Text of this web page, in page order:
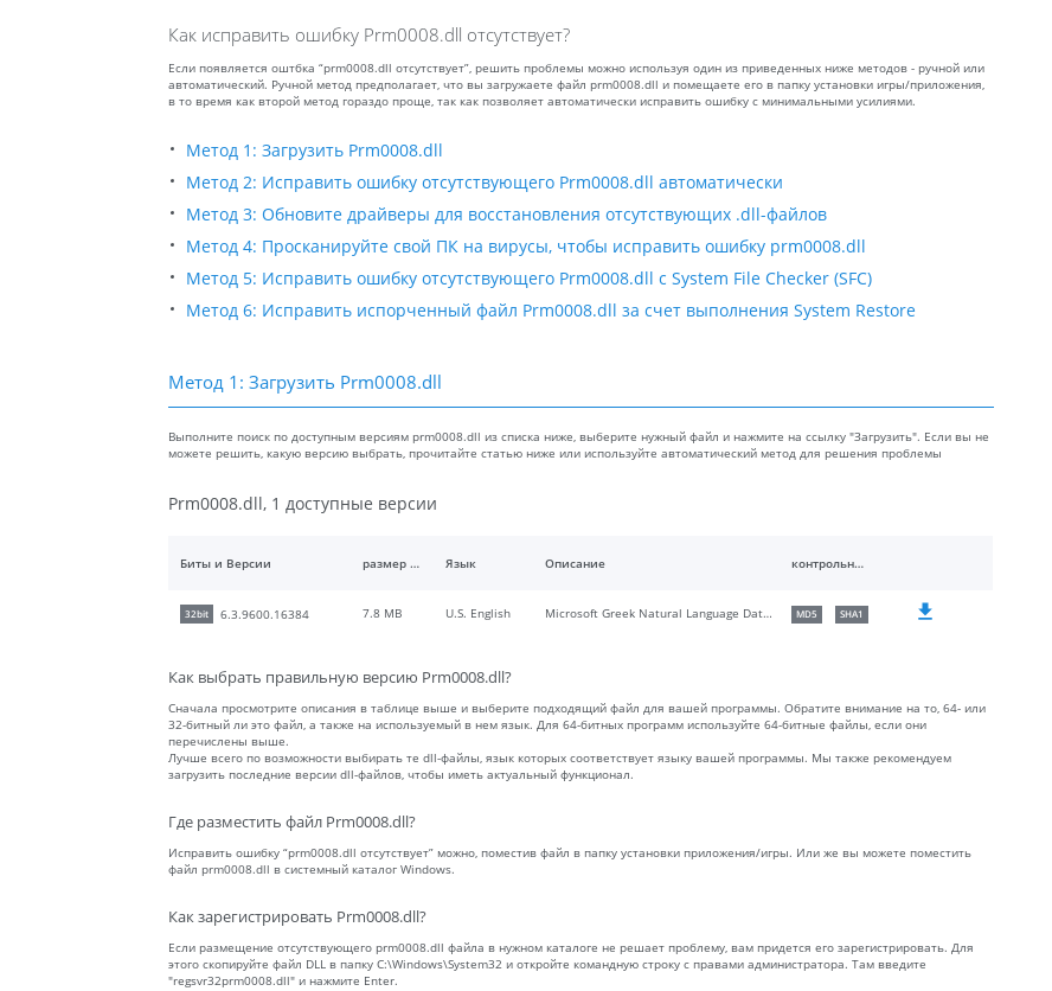
Как исправить ошибку Prm0008.dll отсутствует?
Если появляется оштбка “prm0008.dll отсутствует”, решить проблемы можно используя один из приведенных ниже методов - ручной или
автоматический. Ручной метод предполагает, что вы загружаете файл prm0008.dll и помещаете его в папку установки игры/приложения,
в то время как второй метод гораздо проще, так как позволяет автоматически исправить ошибку с минимальными усилиями.
Метод 1: Загрузить Prm0008.dll
Метод 2: Исправить ошибку отсутствующего Prm0008.dll автоматически
Метод 3: Обновите драйверы для восстановления отсутствующих .dll-файлов
Метод 4: Просканируйте свой ПК на вирусы, чтобы исправить ошибку prm0008.dll
Метод 5: Исправить ошибку отсутствующего Prm0008.dll с System File Checker (SFC)
Метод 6: Исправить испорченный файл Prm0008.dll за счет выполнения System Restore
Метод 1: Загрузить Prm0008.dll
Выполните поиск по доступным версиям prm0008.dll из списка ниже, выберите нужный файл и нажмите на ссылку "Загрузить". Если вы не
можете решить, какую версию выбрать, прочитайте статью ниже или используйте автоматический метод для решения проблемы
Prm0008.dll, 1 доступные версии
Биты и Версии размер файлы Язык Описание контрольные суммы
32bit 6.3.9600.16384 7.8 MB U.S. English Microsoft Greek Natural Language Data and Code MD5 SHA1
Как выбрать правильную версию Prm0008.dll?
Сначала просмотрите описания в таблице выше и выберите подходящий файл для вашей программы. Обратите внимание на то, 64- или
32-битный ли это файл, а также на используемый в нем язык. Для 64-битных программ используйте 64-битные файлы, если они
перечислены выше.
Лучше всего по возможности выбирать те dll-файлы, язык которых соответствует языку вашей программы. Мы также рекомендуем
загрузить последние версии dll-файлов, чтобы иметь актуальный функционал.
Где разместить файл Prm0008.dll?
Исправить ошибку “prm0008.dll отсутствует” можно, поместив файл в папку установки приложения/игры. Или же вы можете поместить
файл prm0008.dll в системный каталог Windows.
Как зарегистрировать Prm0008.dll?
Если размещение отсутствующего prm0008.dll файла в нужном каталоге не решает проблему, вам придется его зарегистрировать. Для
этого скопируйте файл DLL в папку C:\Windows\System32 и откройте командную строку с правами администратора. Там введите
"regsvr32prm0008.dll" и нажмите Enter.